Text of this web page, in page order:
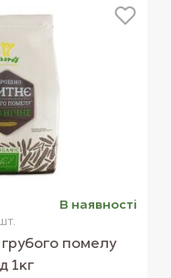
В наявностi
помелу
1кг